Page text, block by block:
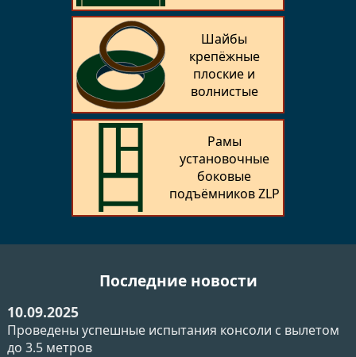
Шайбы
крепёжные
плоские и
волнистые
Рамы
установочные
боковые
подъёмников ZLP
Последние новости
10.09.2025
Проведены успешные испытания консоли с вылетом
до 3.5 метров